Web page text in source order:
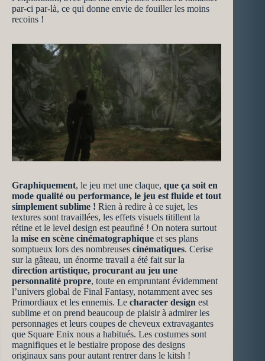
par-ci par-là, ce qui donne envie de fouiller les moins
recoins !
Graphiquement, le jeu met une claque, que ça soit en
mode qualité ou performance, le jeu est fluide et tout
simplement sublime ! Rien à redire à ce sujet, les
textures sont travaillées, les effets visuels titillent la
rétine et le level design est peaufiné ! On notera surtout
la mise en scène cinématographique et ses plans
somptueux lors des nombreuses cinématiques. Cerise
sur la gâteau, un énorme travail a été fait sur la
direction artistique, procurant au jeu une
personnalité propre, toute en empruntant évidemment
l’univers global de Final Fantasy, notamment avec ses
Primordiaux et les ennemis. Le character design est
sublime et on prend beaucoup de plaisir à admirer les
personnages et leurs coupes de cheveux extravagantes
que Square Enix nous a habitués. Les costumes sont
magnifiques et le bestiaire propose des designs
originaux sans pour autant rentrer dans le kitsh !